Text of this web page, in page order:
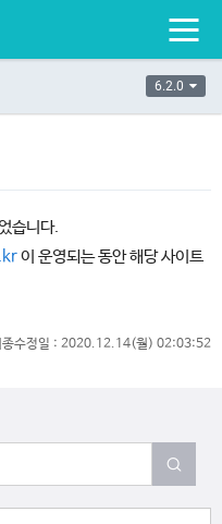
6.2.0
습니다.
이 운영되는 동안 해당 사이트
수정일 : 2020.12.14(월) 02:03:52